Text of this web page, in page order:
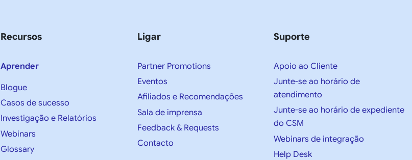
Recursos
Aprender
Blogue
Casos de sucesso
Investigação e Relatórios
Webinars
Glossary
Ligar
Partner Promotions
Eventos
Afiliados e Recomendações
Sala de imprensa
Feedback & Requests
Contacto
Suporte
Apoio ao Cliente
Junte-se ao horário de
atendimento
Junte-se ao horário de expediente
do CSM
Webinars de integração
Help Desk